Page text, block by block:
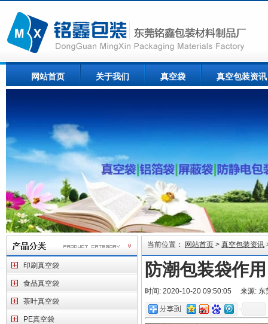
网站首页 关于我们 真空袋 真空包装资讯
印刷真空袋
食品真空袋
茶叶真空袋
PE真空袋
当前位置： 网站首页 > 真空包装资讯
防潮包装袋作用
时间: 2020-10-20 09:50:05 来源: 东